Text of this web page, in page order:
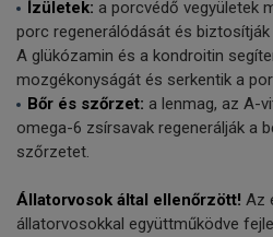
Ízületek: a porcvédő vegyületek
porc regenerálódását és
A glükózamin és a kondroitin
mozgékonyságát és serkentik a
Bőr és szőrzet: a lenmag, az A-
omega-6 zsírsavak regenerálják a
szőrzetet.
Állatorvosok által ellenőrzött! Az
állatorvosokkal együttműködve